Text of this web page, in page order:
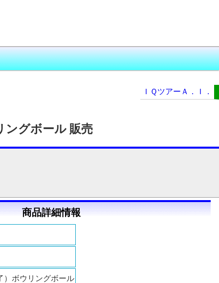
ＩＱツアーＡ．Ｉ．
ングボール 販売
商品詳細情報
）ボウリングボール